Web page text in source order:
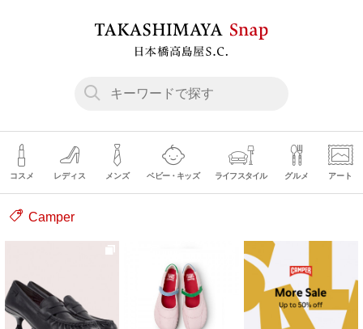
コスメ レディス メンズ ベビー・キッズ ライフスタイル グルメ アート
Camper